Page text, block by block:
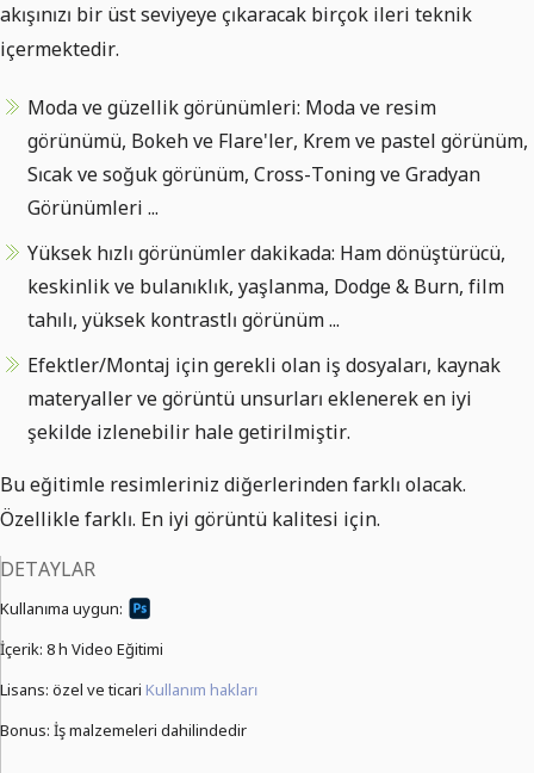
akışınızı bir üst seviyeye çıkaracak birçok ileri teknik
içermektedir.
Moda ve güzellik görünümleri: Moda ve resim
görünümü, Bokeh ve Flare'ler, Krem ve pastel görünüm,
Sıcak ve soğuk görünüm, Cross-Toning ve Gradyan
Görünümleri ...
Yüksek hızlı görünümler dakikada: Ham dönüştürücü,
keskinlik ve bulanıklık, yaşlanma, Dodge & Burn, film
tahılı, yüksek kontrastlı görünüm ...
Efektler/Montaj için gerekli olan iş dosyaları, kaynak
materyaller ve görüntü unsurları eklenerek en iyi
şekilde izlenebilir hale getirilmiştir.
Bu eğitimle resimleriniz diğerlerinden farklı olacak.
Özellikle farklı. En iyi görüntü kalitesi için.
DETAYLAR
Kullanıma uygun:
İçerik: 8 h Video Eğitimi
Lisans: özel ve ticari Kullanım hakları
Bonus: İş malzemeleri dahilindedir